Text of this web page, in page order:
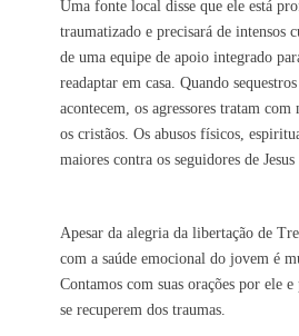
Uma fonte local disse que ele está
traumatizado e precisará de intensos
de uma equipe de apoio integrado
readaptar em casa. Quando
acontecem, os agressores tratam
os cristãos. Os abusos físicos,
maiores contra os seguidores de Jesus
Apesar da alegria da libertação de
com a saúde emocional do jovem é
Contamos com suas orações por ele
se recuperem dos traumas.